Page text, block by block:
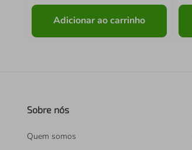
Adicionar ao carrinho
Sobre nós
Quem somos